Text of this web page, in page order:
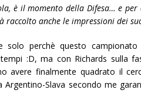
è il momento della Difesa… e
raccolto anche le impressioni dei
solo perchè questo
:D, ma con Richards sulla
avere finalmente quadrato il
Argentino-Slava secondo me